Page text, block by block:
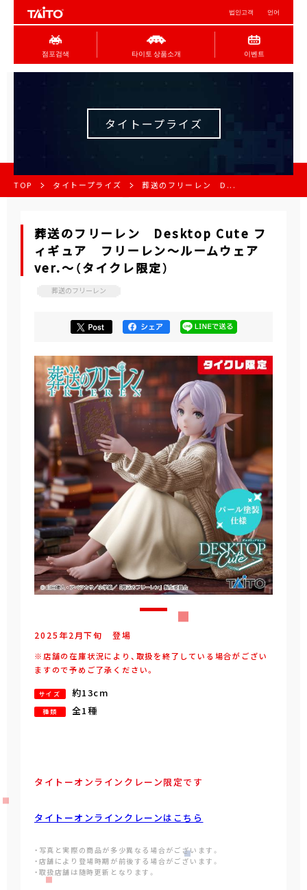
법인고객 언어
점포검색 타이토 상품소개 이벤트
タイトープライズ
TOP タイトープライズ 葬送のフリーレン D...
葬送のフリーレン Desktop Cute フ
ィギュア フリーレン～ルームウェア
ver.～（タイクレ限定）
葬送のフリーレン
2025年2月下旬 登場
※店舗の在庫状況により、取扱を終了している場合がござい
ますので予めご了承ください。
サイズ 約13cm
種類 全1種
タイトーオンラインクレーン限定です
タイトーオンラインクレーンはこちら
・写真と実際の商品が多少異なる場合がございます。
・店舗により登場時期が前後する場合がございます。
・取扱店舗は随時更新となります。